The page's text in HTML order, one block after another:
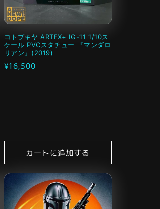
コトブキヤ ARTFX+ IG-11 1/10ス
ケール PVCスタチュー 『マンダロ
リアン』(2019)
通
¥16,500
カートに追加する